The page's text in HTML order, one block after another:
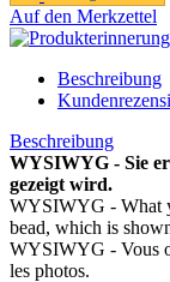
Auf den Merkzettel
Beschreibung
Beschreibung
WYSIWYG - Sie
gezeigt wird.
WYSIWYG - What
bead, which is
WYSIWYG - Vous
les photos.